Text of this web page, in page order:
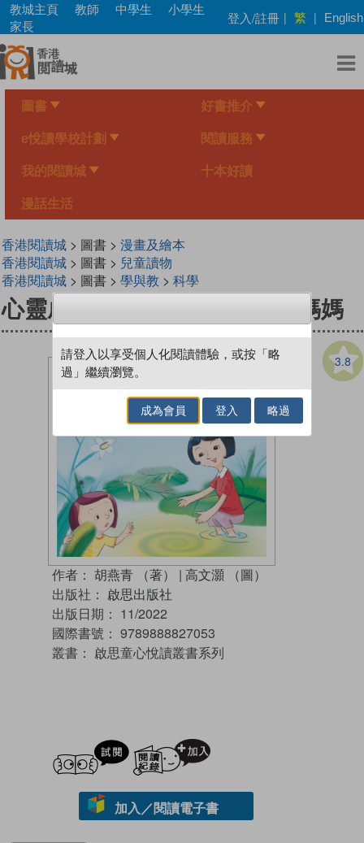
Skip
main
content
教城主頁 教師 中學生
小學生
家長
登入/註冊 | 繁 | English
圖書 好書推介
e悅讀學校計劃 閱讀服務
我的閱讀城 十本好讀
漫話生活
香港閱讀城> 圖書 > 漫畫及繪本
香港閱讀城> 圖書 > 兒童讀物
香港閱讀城> 圖書 > 學與教 > 科學
心靈成長系列 Level 1 林林找媽媽
3.8
作者： 胡燕青 （著） | 高文灝 （圖）
出版社： 啟思出版社
出版日期： 11/2022
國際書號： 9789888827053
叢書： 啟思童心悅讀叢書系列
試閲
加入／閱讀電子書
請登入以享受個人化閱讀體驗，或按「略
過」繼續瀏覽。
成為會員 登入 略過